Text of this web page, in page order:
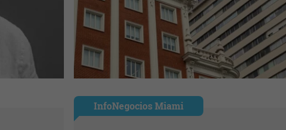
InfoNegocios Miami